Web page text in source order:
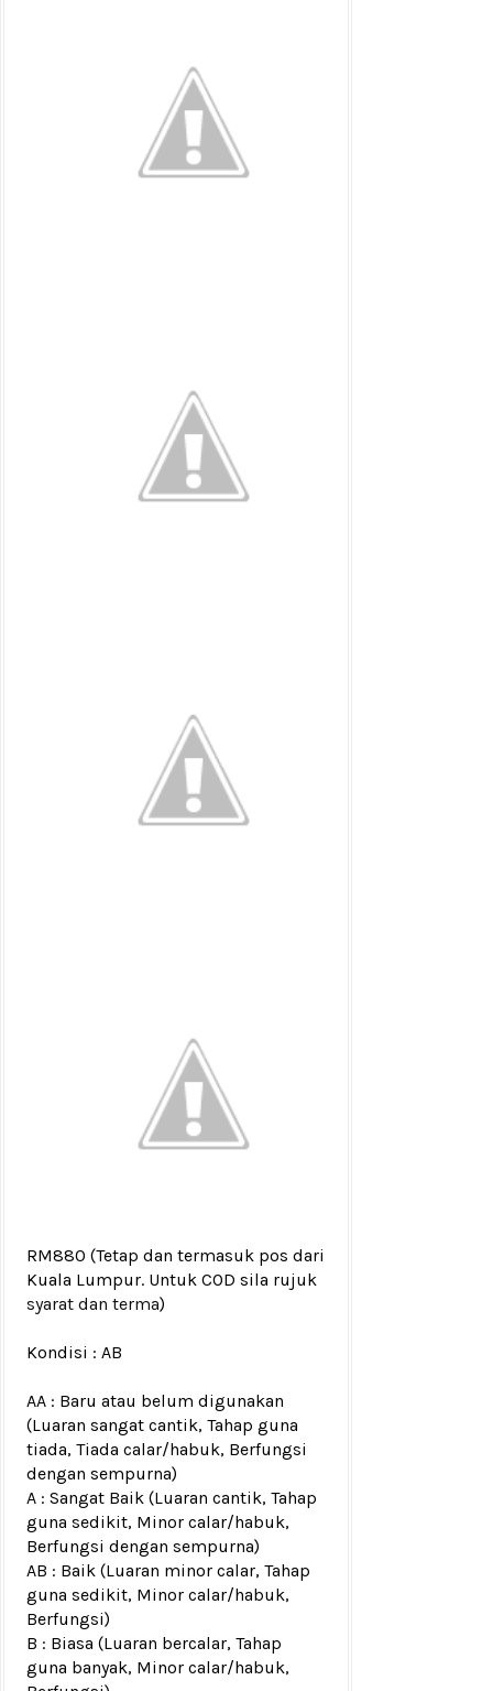
RM880 (Tetap dan termasuk pos dari
Kuala Lumpur. Untuk COD sila rujuk
syarat dan terma)
Kondisi : AB
AA : Baru atau belum digunakan
(Luaran sangat cantik, Tahap guna
tiada, Tiada calar/habuk, Berfungsi
dengan sempurna)
A : Sangat Baik (Luaran cantik, Tahap
guna sedikit, Minor calar/habuk,
Berfungsi dengan sempurna)
AB : Baik (Luaran minor calar, Tahap
guna sedikit, Minor calar/habuk,
Berfungsi)
B : Biasa (Luaran bercalar, Tahap
guna banyak, Minor calar/habuk,